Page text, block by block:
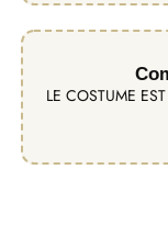
LE COSTUME